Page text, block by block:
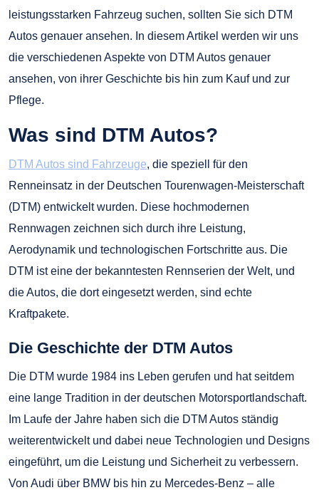
leistungsstarken Fahrzeug suchen, sollten Sie sich DTM
Autos genauer ansehen. In diesem Artikel werden wir uns
die verschiedenen Aspekte von DTM Autos genauer
ansehen, von ihrer Geschichte bis hin zum Kauf und zur
Pflege.
Was sind DTM Autos?
DTM Autos sind Fahrzeuge, die speziell für den
Renneinsatz in der Deutschen Tourenwagen-Meisterschaft
(DTM) entwickelt wurden. Diese hochmodernen
Rennwagen zeichnen sich durch ihre Leistung,
Aerodynamik und technologischen Fortschritte aus. Die
DTM ist eine der bekanntesten Rennserien der Welt, und
die Autos, die dort eingesetzt werden, sind echte
Kraftpakete.
Die Geschichte der DTM Autos
Die DTM wurde 1984 ins Leben gerufen und hat seitdem
eine lange Tradition in der deutschen Motorsportlandschaft.
Im Laufe der Jahre haben sich die DTM Autos ständig
weiterentwickelt und dabei neue Technologien und Designs
eingeführt, um die Leistung und Sicherheit zu verbessern.
Von Audi über BMW bis hin zu Mercedes-Benz – alle